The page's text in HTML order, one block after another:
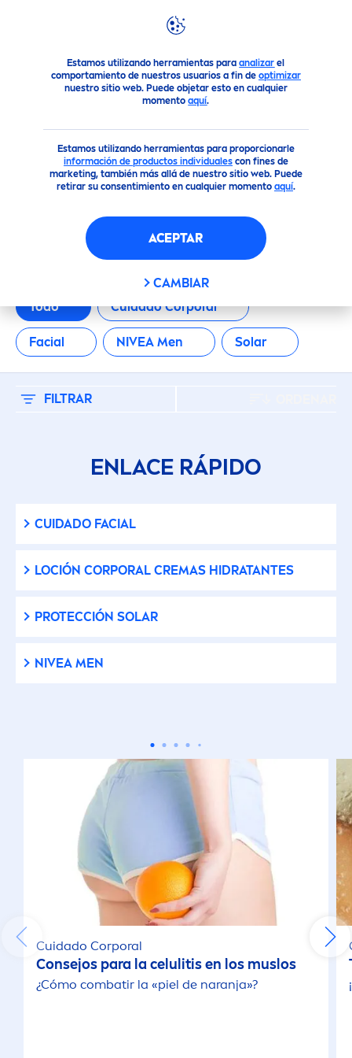
Estamos utilizando herramientas paraanalizar el
comportamiento de nuestros usuarios a fin de optimizar
nuestro sitio web. Puede objetar esto en cualquier
momentoaquí.
Estamos utilizando herramientas para proporcionarle
información de productos individualescon fines de
marketing, también más allá de nuestro sitio web. Puede
retirar su consentimiento en cualquier momento aquí.
ACEPTAR
CAMBIAR
Productos
NUESTROS PRODUCTOS
Todo Cuidado Corporal
Facial NIVEA Men Solar
FILTRAR
CATEGORÍA PRINCIPAL
Facial
NIVEA Men
Solar
TIPO DE PRODUCTO
Afeitado
Cremas Corporales
Limpieza Corporal
Limpieza Facial
PROPIEDADES
1 Ingrediente Activo
ENLACE RÁPIDO
CUIDADO FACIAL
LOCIÓN CORPORAL CREMAS HIDRATANTES
PROTECCIÓN SOLAR
NIVEA MEN
Cuidado Corporal
Consejos para la celulitis en los muslos
¿Cómo combatir la «piel de naranja»?